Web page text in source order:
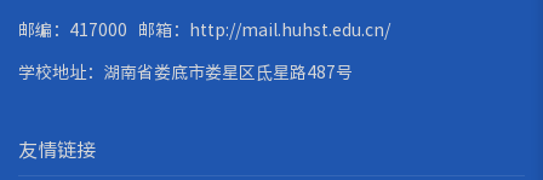
邮编：417000 邮箱： http://mail.huhst.edu.cn/
学校地址：湖南省娄底市娄星区氐星路487号
友情链接